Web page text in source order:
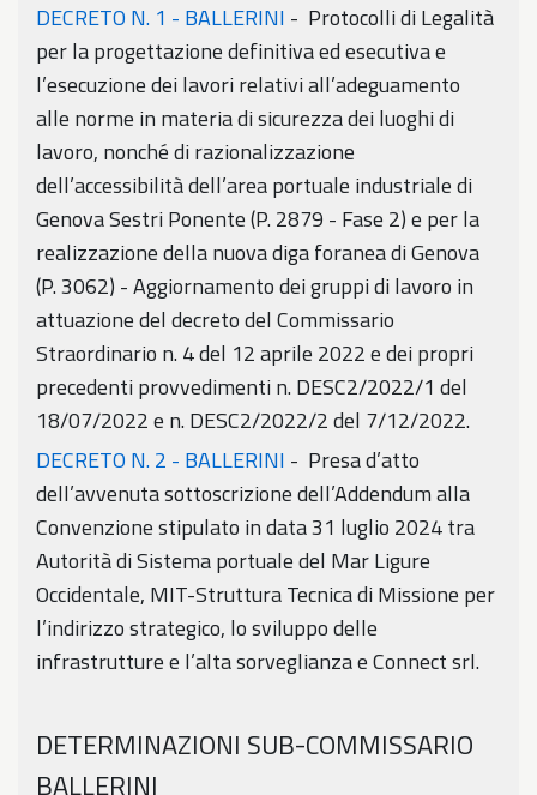
DECRETO N. 1 - BALLERINI - Protocolli di Legalità
per la progettazione definitiva ed esecutiva e
l’esecuzione dei lavori relativi all’adeguamento
alle norme in materia di sicurezza dei luoghi di
lavoro, nonché di razionalizzazione
dell’accessibilità dell’area portuale industriale di
Genova Sestri Ponente (P. 2879 - Fase 2) e per la
realizzazione della nuova diga foranea di Genova
(P. 3062) - Aggiornamento dei gruppi di lavoro in
attuazione del decreto del Commissario
Straordinario n. 4 del 12 aprile 2022 e dei propri
precedenti provvedimenti n. DESC2/2022/1 del
18/07/2022 e n. DESC2/2022/2 del 7/12/2022.
DECRETO N. 2 - BALLERINI - Presa d’atto
dell’avvenuta sottoscrizione dell’Addendum alla
Convenzione stipulato in data 31 luglio 2024 tra
Autorità di Sistema portuale del Mar Ligure
Occidentale, MIT-Struttura Tecnica di Missione per
l’indirizzo strategico, lo sviluppo delle
infrastrutture e l’alta sorveglianza e Connect srl.
DETERMINAZIONI SUB-COMMISSARIO
BALLERINI